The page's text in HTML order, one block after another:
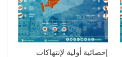
إحصائية أولية لإنتهاكات